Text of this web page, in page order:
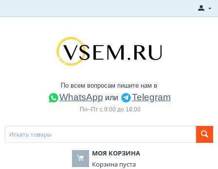
По всем вопросам пишите нам в
WhatsApp или Telegram
Пн–Пт с 9:00 до 18:00
МОЯ КОРЗИНА
Корзина пуста